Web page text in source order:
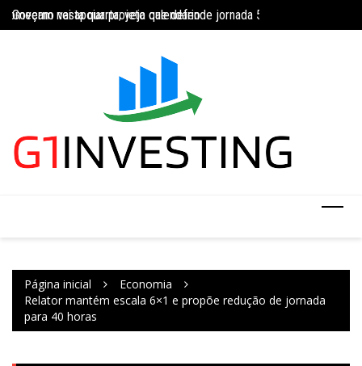
para
Governo vai apoiar projeto que defende jornada 5×2 com limite de
INSS amplia temporariamente prazo de auxílio-doença sem perícia;
Página inicial
Economia
Relator mantém escala 6×1 e propõe redução de jornada
para 40 horas